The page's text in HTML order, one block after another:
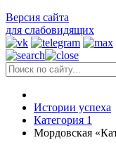
Версия сайта
для слабовидящих
Истории успеха
Категория 1
Мордовская